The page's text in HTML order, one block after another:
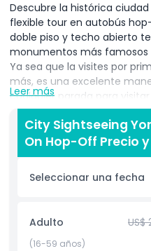
Descubre la histórica
flexible tour en autobús
doble piso y techo abierto
monumentos más
Ya sea que la visites por
más, es una excelente
cualquier parada para
Exhibition Square, Clifford's
Rowntree Park y los
múltiples paradas en la
como te guste. Cada
dentro del período de
y bajar tantas veces como
un recorrido completo por
las audioguías están
Escucharás datos
Leer más
City Sightseeing
On Hop-Off Precio
Seleccionar una fecha
Adulto US$
(16-59 años)